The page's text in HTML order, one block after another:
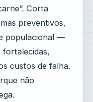
Corta
preventivos,
populacional —
fortalecidas,
custos de falha.
não